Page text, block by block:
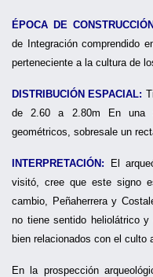
ÉPOCA DE
de Integración comprendido
perteneciente a la cultura de
DISTRIBUCIÓN ESPACIAL:
de 2.60 a 2.80m En una
geométricos, sobresale un
INTERPRETACIÓN: El
visitó, cree que este signo
cambio, Peñaherrera y
no tiene sentido heliolátrico
bien relacionados con el culto
En la prospección